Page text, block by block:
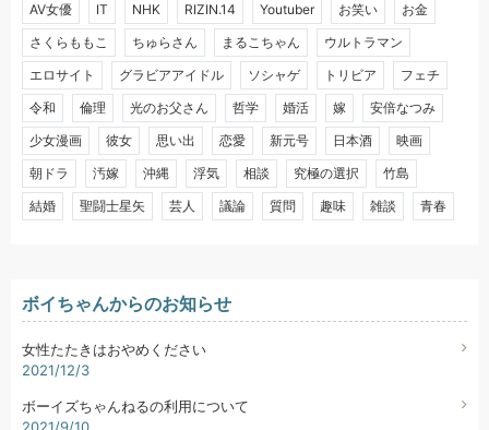
AV女優 IT NHK RIZIN.14 Youtuber お笑い
お金
さくらももこ
ちゅらさん まるこちゃん
ウルトラマン
エロサイト
グラビアアイドル ソシャゲ トリビア
フェチ
令和
倫理 光のお父さん 哲学 婚活 嫁
安倍なつみ
少女漫画
彼女 思い出 恋愛 新元号 日本酒
映画
朝ドラ
汚嫁 沖縄 浮気 相談 究極の選択
竹島
結婚
聖闘士星矢 芸人 議論 質問 趣味 雑談 青春
ボイちゃんからのお知らせ
女性たたきはおやめください
2021/12/3
ボーイズちゃんねるの利用について